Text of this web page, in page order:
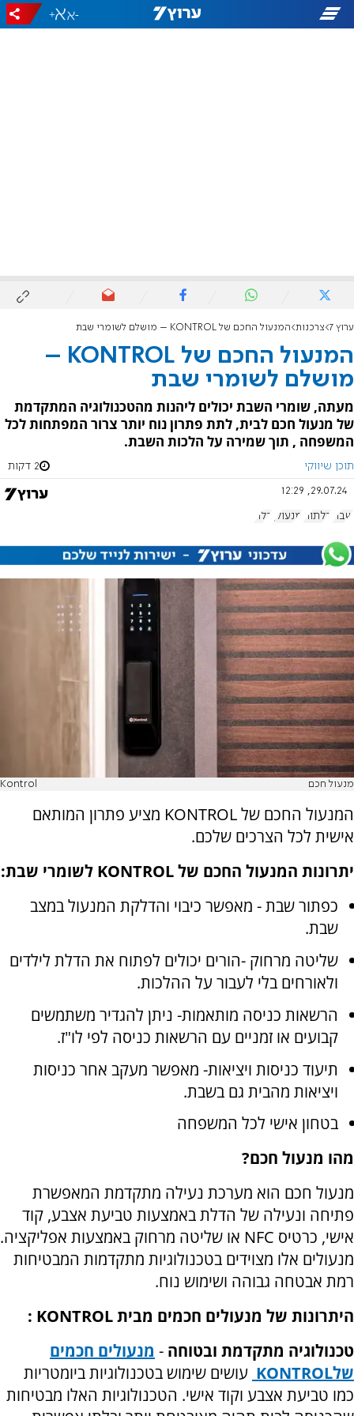
-
+
ערוץ 7 צרכנות המנעול החכם של KONTROL – מושלם לשומרי שבת
המנעול החכם של KONTROL –
מושלם לשומרי שבת
מעתה, שומרי השבת יכולים ליהנות מהטכנולוגיה המתקדמת
של מנעול חכם לבית, לתת פתרון נוח יותר צרור המפתחות לכל
המשפחה , תוך שמירה על הלכות השבת.
תוכן שיווקי 2 דקות
29.07.24, 12:29
שבת דלתות מנעולן דלת
מנעול חכם Kontrol
המנעול החכם שלKONTROL מציע פתרון המותאם
אישית לכל הצרכים שלכם.
יתרונות המנעול החכם שלKONTROL לשומרי שבת:
כפתור שבת- מאפשר כיבוי והדלקת המנעול במצב
שבת.
שליטה מרחוק -הורים יכולים לפתוח את הדלת לילדים
ולאורחים בלי לעבור על ההלכות.
הרשאות כניסה מותאמות- ניתן להגדיר משתמשים
קבועים או זמניים עם הרשאות כניסה לפי לו"ז.
תיעוד כניסות ויציאות- מאפשר מעקב אחר כניסות
ויציאות מהבית גם בשבת.
בטחון אישי לכל המשפחה
מהו מנעול חכם?
מנעול חכם הוא מערכת נעילה מתקדמת המאפשרת
פתיחה ונעילה של הדלת באמצעות טביעת אצבע, קוד
אישי, כרטיס NFC או שליטה מרחוק באמצעות אפליקציה.
מנעולים אלו מצוידים בטכנולוגיות מתקדמות המבטיחות
רמת אבטחה גבוהה ושימוש נוח.
היתרונות של מנעולים חכמים מביתKONTROL
:
טכנולוגיה מתקדמת ובטוחה - מנעולים חכמים
שלKONTROL עושים שימוש בטכנולוגיות ביומטריות
כמו טביעת אצבע וקוד אישי. הטכנולוגיות האלו מבטיחות